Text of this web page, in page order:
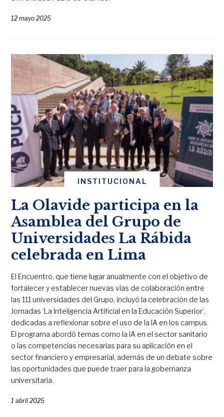
12 mayo 2025
INSTITUCIONAL
La Olavide participa en la
Asamblea del Grupo de
Universidades La Rábida
celebrada en Lima
El Encuentro, que tiene lugar anualmente con el objetivo de
fortalecer y establecer nuevas vías de colaboración entre
las 111 universidades del Grupo, incluyó la celebración de las
Jornadas ‘La Inteligencia Artificial en la Educación Superior’,
dedicadas a reflexionar sobre el uso de la IA en los campus.
El programa abordó temas como la IA en el sector sanitario
o las competencias necesarias para su aplicación en el
sector financiero y empresarial, además de un debate sobre
las oportunidades que puede traer para la gobernanza
universitaria.
1 abril 2025